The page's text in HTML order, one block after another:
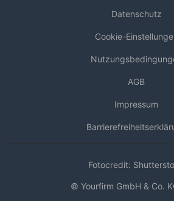
Datenschutz
Cookie-
AGB
Impressum
Fotocredit:
© Yourfirm GmbH & Co.